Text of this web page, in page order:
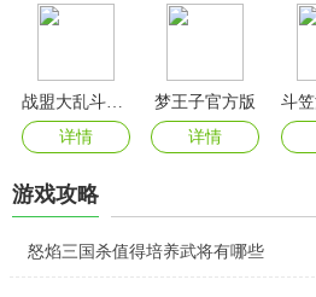
战盟大乱斗手游
详情
梦王子官方版
详情
游戏攻略
怒焰三国杀值得培养武将有哪些